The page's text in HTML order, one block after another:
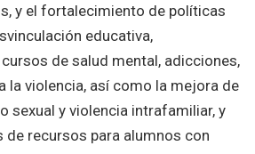
y el fortalecimiento de políticas
educativa,
de salud mental, adicciones,
la violencia, así como la mejora de
sexual y violencia intrafamiliar, y
de recursos para alumnos con